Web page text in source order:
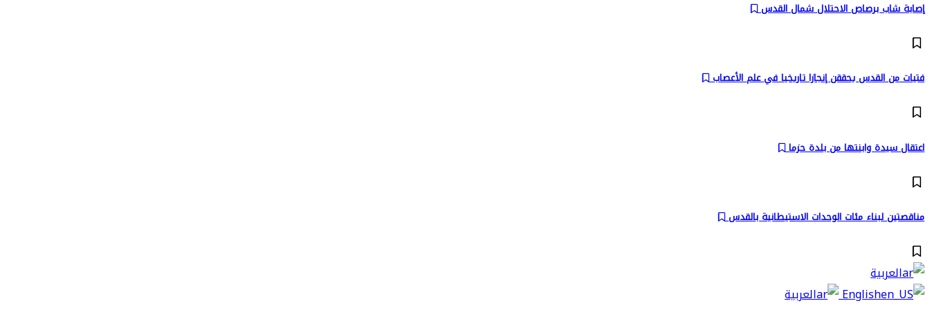
إصابة شاب برصاص الاحتلال شمال القدس
فتيات من القدس يحققن إنجازا تاريخيا في علم الأعصاب
اعتقال سيدة وابنتها من بلدة حزما
مناقصتين لبناء مئات الوحدات الاستيطانية بالقدس
العربية
English
العربية